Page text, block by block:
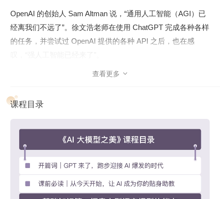
OpenAI 的创始人 Sam Altman 说，“通用人工智能（AGI）已
经离我们不远了”。徐文浩老师在使用 ChatGPT 完成各种各样
的任务，并尝试过 OpenAI 提供的各种 API 之后，也在感
这一次人工智能领域的进展，完全不同于 80 年代的学习理
一场席卷全世界的风暴。AI 应用也不再是算法工程师和机器
并参与开发的领域。
这门课程就是要把新一代 AI 应用开发的方法和机会分享给
你。无论你是产品经理还是工程师，乃至于 IT 行业之外的业
务人员，都值得学一学看一看。通过实践，高效利用新一代
AI 强大的能力，去解决真实场景下的问题。
查看更多 
课程目录